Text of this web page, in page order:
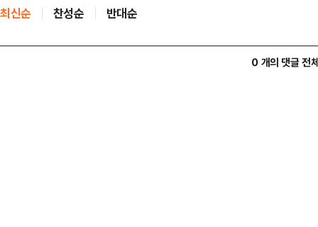
최신순 찬성순 반대순
0 개의 댓글 전